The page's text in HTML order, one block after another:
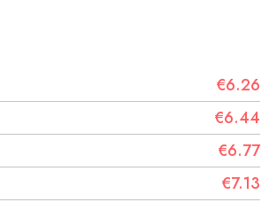
€6.26
€6.44
€6.77
€7.13